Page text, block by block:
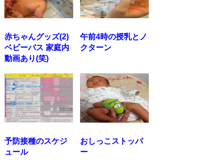
赤ちゃんグッズ(2)
ベビーバス 家庭内
動画あり(笑)
午前4時の授乳とノ
クターン
予防接種のスケジ
ュール
おしっこストッパ
ー